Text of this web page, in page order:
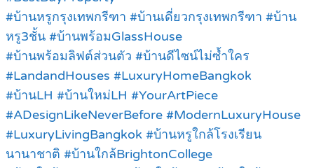
#บ้านหรูกรุงเทพกรีฑา #บ้านเดี่ยวกรุงเทพกรีฑา #บ้าน
หรู3ชั้น #บ้านพร้อมGlassHouse
#บ้านพร้อมลิฟต์ส่วนตัว #บ้านดีไซน์ไม่ซ้ำใคร
#LandandHouses #LuxuryHomeBangkok
#บ้านLH #บ้านใหม่LH #YourArtPiece
#ADesignLikeNeverBefore #ModernLuxuryHouse
#LuxuryLivingBangkok #บ้านหรูใกล้โรงเรียน
นานาชาติ #บ้านใกล้BrightonCollege